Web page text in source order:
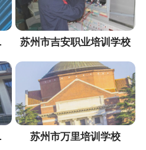
校 苏州市吉安职业培训学校
校 苏州市万里培训学校